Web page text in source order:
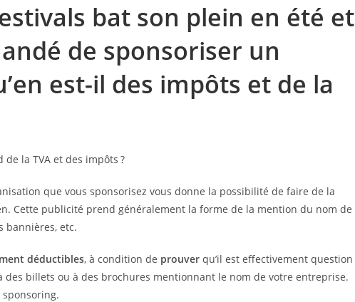
bat son plein en été et
de sponsoriser un
est-il des impôts et de la
que vous sponsorisez vous donne la possibilité de faire de la
Cette publicité prend généralement la forme de la mention du nom de
bannières, etc.
déductibles, à condition de prouverqu’il est effectivement question
des billets ou à des brochures mentionnant le nom de votre entreprise.
sponsoring.